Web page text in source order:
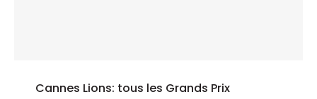
Cannes Lions: tous les Grands Prix